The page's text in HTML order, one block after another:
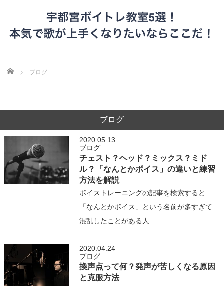
Home ブログ
ブログ
2020.05.13
ブログ
チェスト？ヘッド？ミックス？ミド
ル？「なんとかボイス」の違いと練習
方法を解説
ボイストレーニングの記事を検索すると
「なんとかボイス」という名前が多すぎて
混乱したことがある人…
2020.04.24
ブログ
換声点って何？発声が苦しくなる原因
と克服方法